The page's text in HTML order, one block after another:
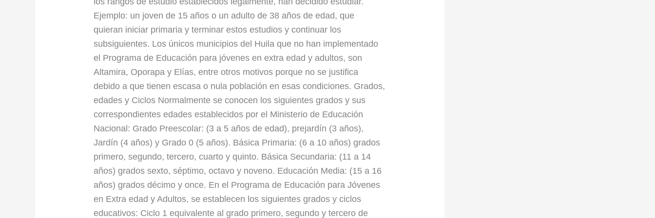
Ejemplo: un joven de 15 años o un adulto de 38 años de edad, que
quieran iniciar primaria y terminar estos estudios y continuar los
subsiguientes. Los únicos municipios del Huila que no han implementado
el Programa de Educación para jóvenes en extra edad y adultos, son
Altamira, Oporapa y Elías, entre otros motivos porque no se justifica
debido a que tienen escasa o nula población en esas condiciones. Grados,
edades y Ciclos Normalmente se conocen los siguientes grados y sus
correspondientes edades establecidos por el Ministerio de Educación
Nacional: Grado Preescolar: (3 a 5 años de edad), prejardín (3 años),
Jardín (4 años) y Grado 0 (5 años). Básica Primaria: (6 a 10 años) grados
primero, segundo, tercero, cuarto y quinto. Básica Secundaria: (11 a 14
años) grados sexto, séptimo, octavo y noveno. Educación Media: (15 a 16
años) grados décimo y once. En el Programa de Educación para Jóvenes
en Extra edad y Adultos, se establecen los siguientes grados y ciclos
educativos: Ciclo 1 equivalente al grado primero, segundo y tercero de